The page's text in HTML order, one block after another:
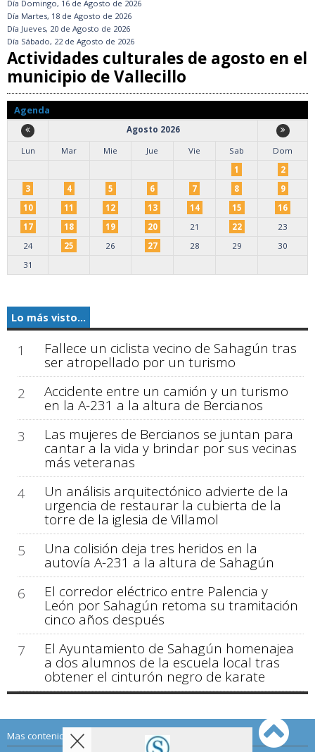
Día Domingo, 16 de Agosto de 2026
Día Martes, 18 de Agosto de 2026
Día Jueves, 20 de Agosto de 2026
Día Sábado, 22 de Agosto de 2026
Actividades culturales de agosto en el
municipio de Vallecillo
Agenda
Agosto 2026
Lun
Mar Mie Jue Vie Sab
Dom
1
2
3
4 5 6 7 8
9
10
11 12 13 14 15
16
17
18 19 20 21 22
23
24
25 26 27 28 29
30
31
Lo más visto...
1 Fallece un ciclista vecino de Sahagún tras
ser atropellado por un turismo
2
Accidente entre un camión y un turismo
en la A-231 a la altura de Bercianos
3
Las mujeres de Bercianos se juntan para
cantar a la vida y brindar por sus vecinas
más veteranas
4
Un análisis arquitectónico advierte de la
urgencia de restaurar la cubierta de la
torre de la iglesia de Villamol
5
Una colisión deja tres heridos en la
autovía A-231 a la altura de Sahagún
6
El corredor eléctrico entre Palencia y
León por Sahagún retoma su tramitación
cinco años después
7
El Ayuntamiento de Sahagún homenajea
a dos alumnos de la escuela local tras
obtener el cinturón negro de karate
Mas contenido de Sahagún Digital: